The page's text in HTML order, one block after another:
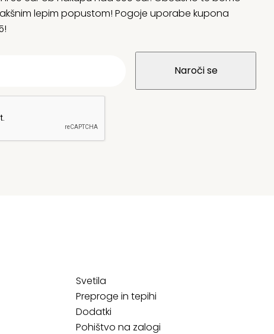
lepim popustom! Pogoje uporabe kupona
Svetila
Preproge in tepihi
Dodatki
Pohištvo na zalogi